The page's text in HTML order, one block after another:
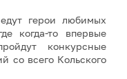
герои любимых
когда-то впервые
конкурсные
со всего Кольского